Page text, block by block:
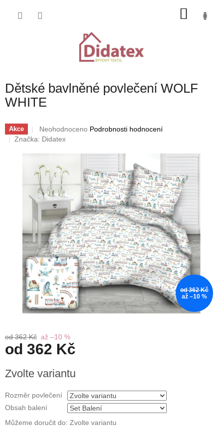
Dětské bavlněné povlečení WOLF
WHITE
Akce
Průměrné
hodnocení
0,0
z
5
hvězdiček.
Neohodnoceno Podrobnosti hodnocení
Značka: Didatex
od 362 Kč
až –10 %
od 362 Kč až –10 %
od 362 Kč
cena:
Zvolte variantu
Rozměr povlečení
Obsah balení
Můžeme doručit do: Zvolte variantu